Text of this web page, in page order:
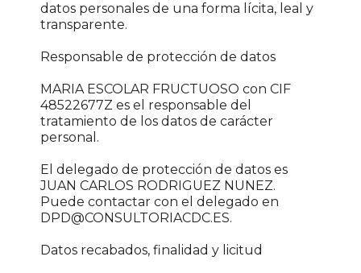
datos personales de una forma lícita, leal y
transparente.
Responsable de protección de datos
MARIA ESCOLAR FRUCTUOSO con CIF
48522677Z es el responsable del
tratamiento de los datos de carácter
personal.
El delegado de protección de datos es
JUAN CARLOS RODRIGUEZ NUNEZ.
Puede contactar con el delegado en
DPD@CONSULTORIACDC.ES.
Datos recabados, finalidad y licitud